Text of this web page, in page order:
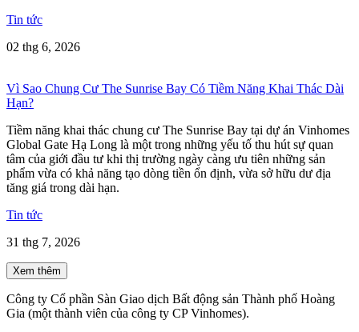
Tin tức
02 thg 6, 2026
Vì Sao Chung Cư The Sunrise Bay Có Tiềm Năng Khai Thác Dài
Hạn?
Tiềm năng khai thác chung cư The Sunrise Bay tại dự án Vinhomes
Global Gate Hạ Long là một trong những yếu tố thu hút sự quan
tâm của giới đầu tư khi thị trường ngày càng ưu tiên những sản
phẩm vừa có khả năng tạo dòng tiền ổn định, vừa sở hữu dư địa
tăng giá trong dài hạn.
Tin tức
31 thg 7, 2026
Xem thêm
Công ty Cổ phần Sàn Giao dịch Bất động sản Thành phố Hoàng
Gia (một thành viên của công ty CP Vinhomes).